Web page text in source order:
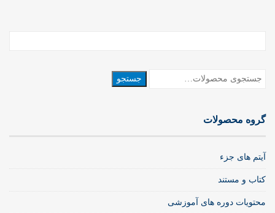
جستجو
گروه محصولات
آیتم های جزء
کتاب و مستند
محتویات دوره های آموزشی